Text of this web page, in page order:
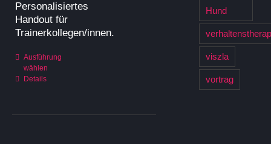
Personalisiertes
Handout für
Trainerkollegen/innen.
Ausführung
wählen
Details
Hund
viszla
vortrag